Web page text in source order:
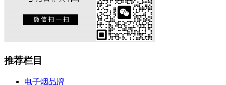
推荐栏目
电子烟品牌